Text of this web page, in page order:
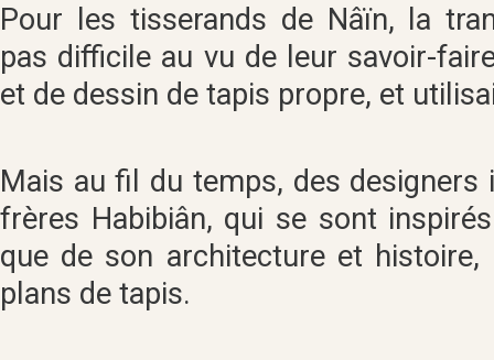
Pour les tisserands de Nâïn, la
pas difficile au vu de leur savoir-
et de dessin de tapis propre, et
Mais au fil du temps, des
frères Habibiân, qui se sont
que de son architecture et
plans de tapis.